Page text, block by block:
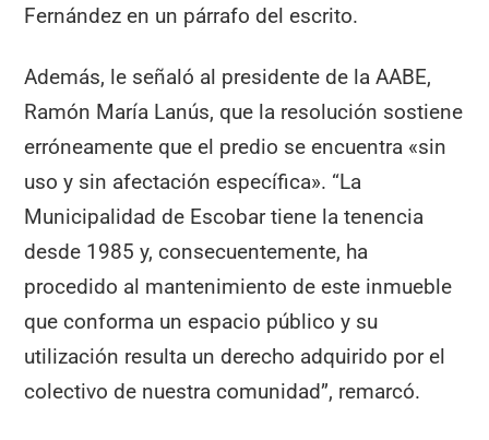
Fernández en un párrafo del escrito.
Además, le señaló al presidente de la AABE,
Ramón María Lanús, que la resolución sostiene
erróneamente que el predio se encuentra «sin
uso y sin afectación específica». “La
Municipalidad de Escobar tiene la tenencia
desde 1985 y, consecuentemente, ha
procedido al mantenimiento de este inmueble
que conforma un espacio público y su
utilización resulta un derecho adquirido por el
colectivo de nuestra comunidad”, remarcó.